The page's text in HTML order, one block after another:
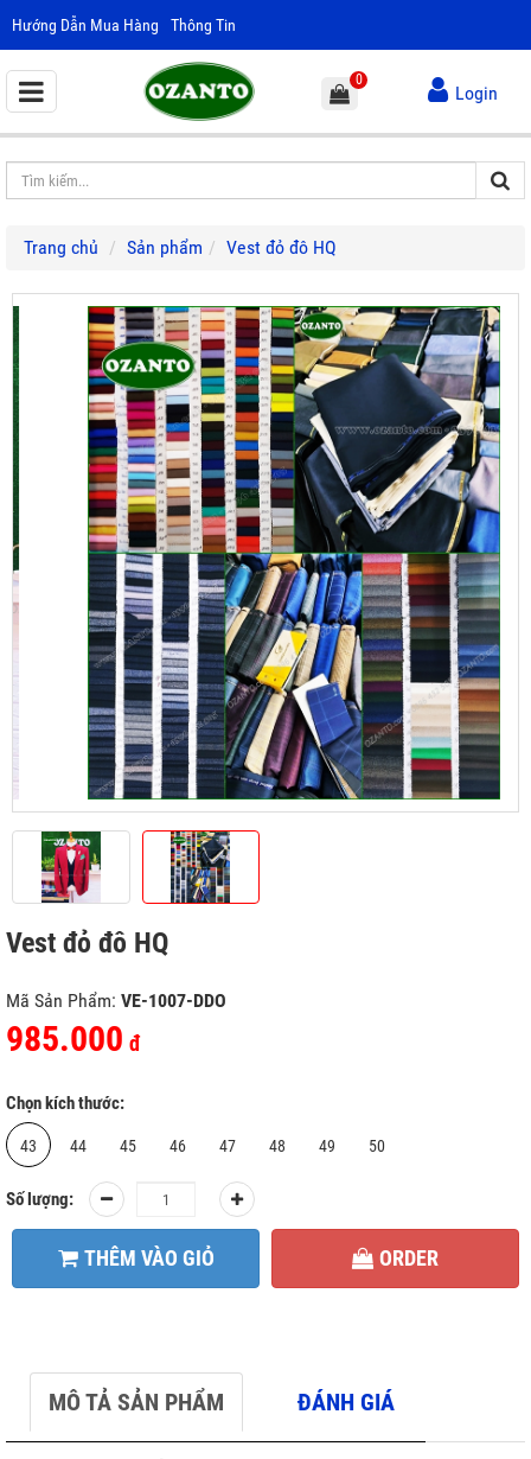
Hướng Dẫn Mua Hàng Thông Tin
0
Login
Trang chủ Sản phẩm Vest đỏ đô HQ
Vest đỏ đô HQ
Mã Sản Phẩm: VE-1007-DDO
985.000 đ
Chọn kích thước:
43 44 45 46 47 48 49 50
Số lượng:
THÊM VÀO GIỎ ORDER
MÔ TẢ SẢN PHẨM ĐÁNH GIÁ